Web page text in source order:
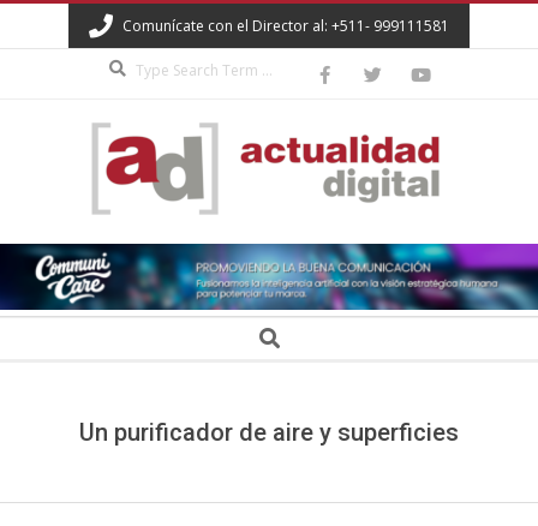
to
Comunícate con el Director al: +511- 999111581
ACTUALIDAD
DIGITAL Search
Un purificador de aire y superficies